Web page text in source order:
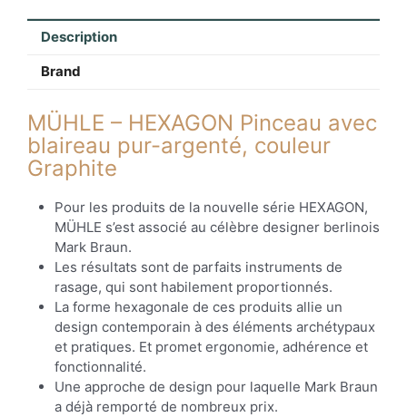
Description
Brand
MÜHLE – HEXAGON Pinceau avec
blaireau pur-argenté, couleur
Graphite
Pour les produits de la nouvelle série HEXAGON,
MÜHLE s’est associé au célèbre designer berlinois
Mark Braun.
Les résultats sont de parfaits instruments de
rasage, qui sont habilement proportionnés.
La forme hexagonale de ces produits allie un
design contemporain à des éléments archétypaux
et pratiques. Et promet ergonomie, adhérence et
fonctionnalité.
Une approche de design pour laquelle Mark Braun
a déjà remporté de nombreux prix.